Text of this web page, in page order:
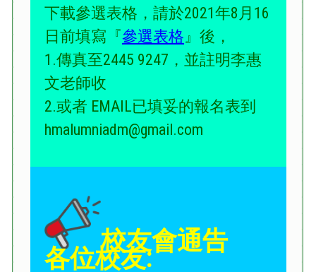
下載參選表格，請於2021年8月16
日前填寫『參選表格』後，
1.傳真至2445 9247，並註明李惠
文老師收
2.或者 EMAIL已填妥的報名表到
hmalumniadm@gmail.com
校友會通告
各位校友: